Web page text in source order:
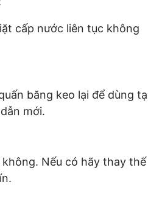
cấp nước liên tục không
băng keo lại để dùng
mới.
Nếu có hãy thay thế